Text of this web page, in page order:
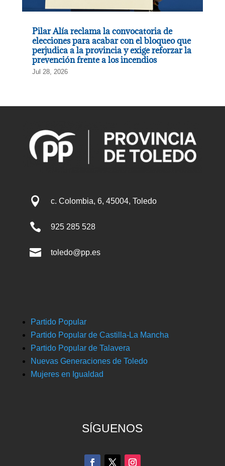
Pilar Alía reclama la convocatoria de
elecciones para acabar con el bloqueo que
perjudica a la provincia y exige reforzar la
prevención frente a los incendios
Jul 28, 2026
 c. Colombia, 6, 45004, Toledo
 925 285 528
 toledo@pp.es
Partido Popular
Partido Popular de Castilla-La Mancha
Partido Popular de Talavera
Nuevas Generaciones de Toledo
Mujeres en Igualdad
SÍGUENOS